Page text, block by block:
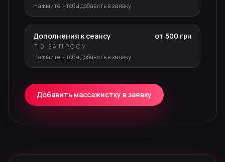
Нажмите, чтобы добавить в заявку
Дополнения к сеансу от 500 грн
ПО ЗАПРОСУ
Нажмите, чтобы добавить в заявку
Добавить массажистку в заявку